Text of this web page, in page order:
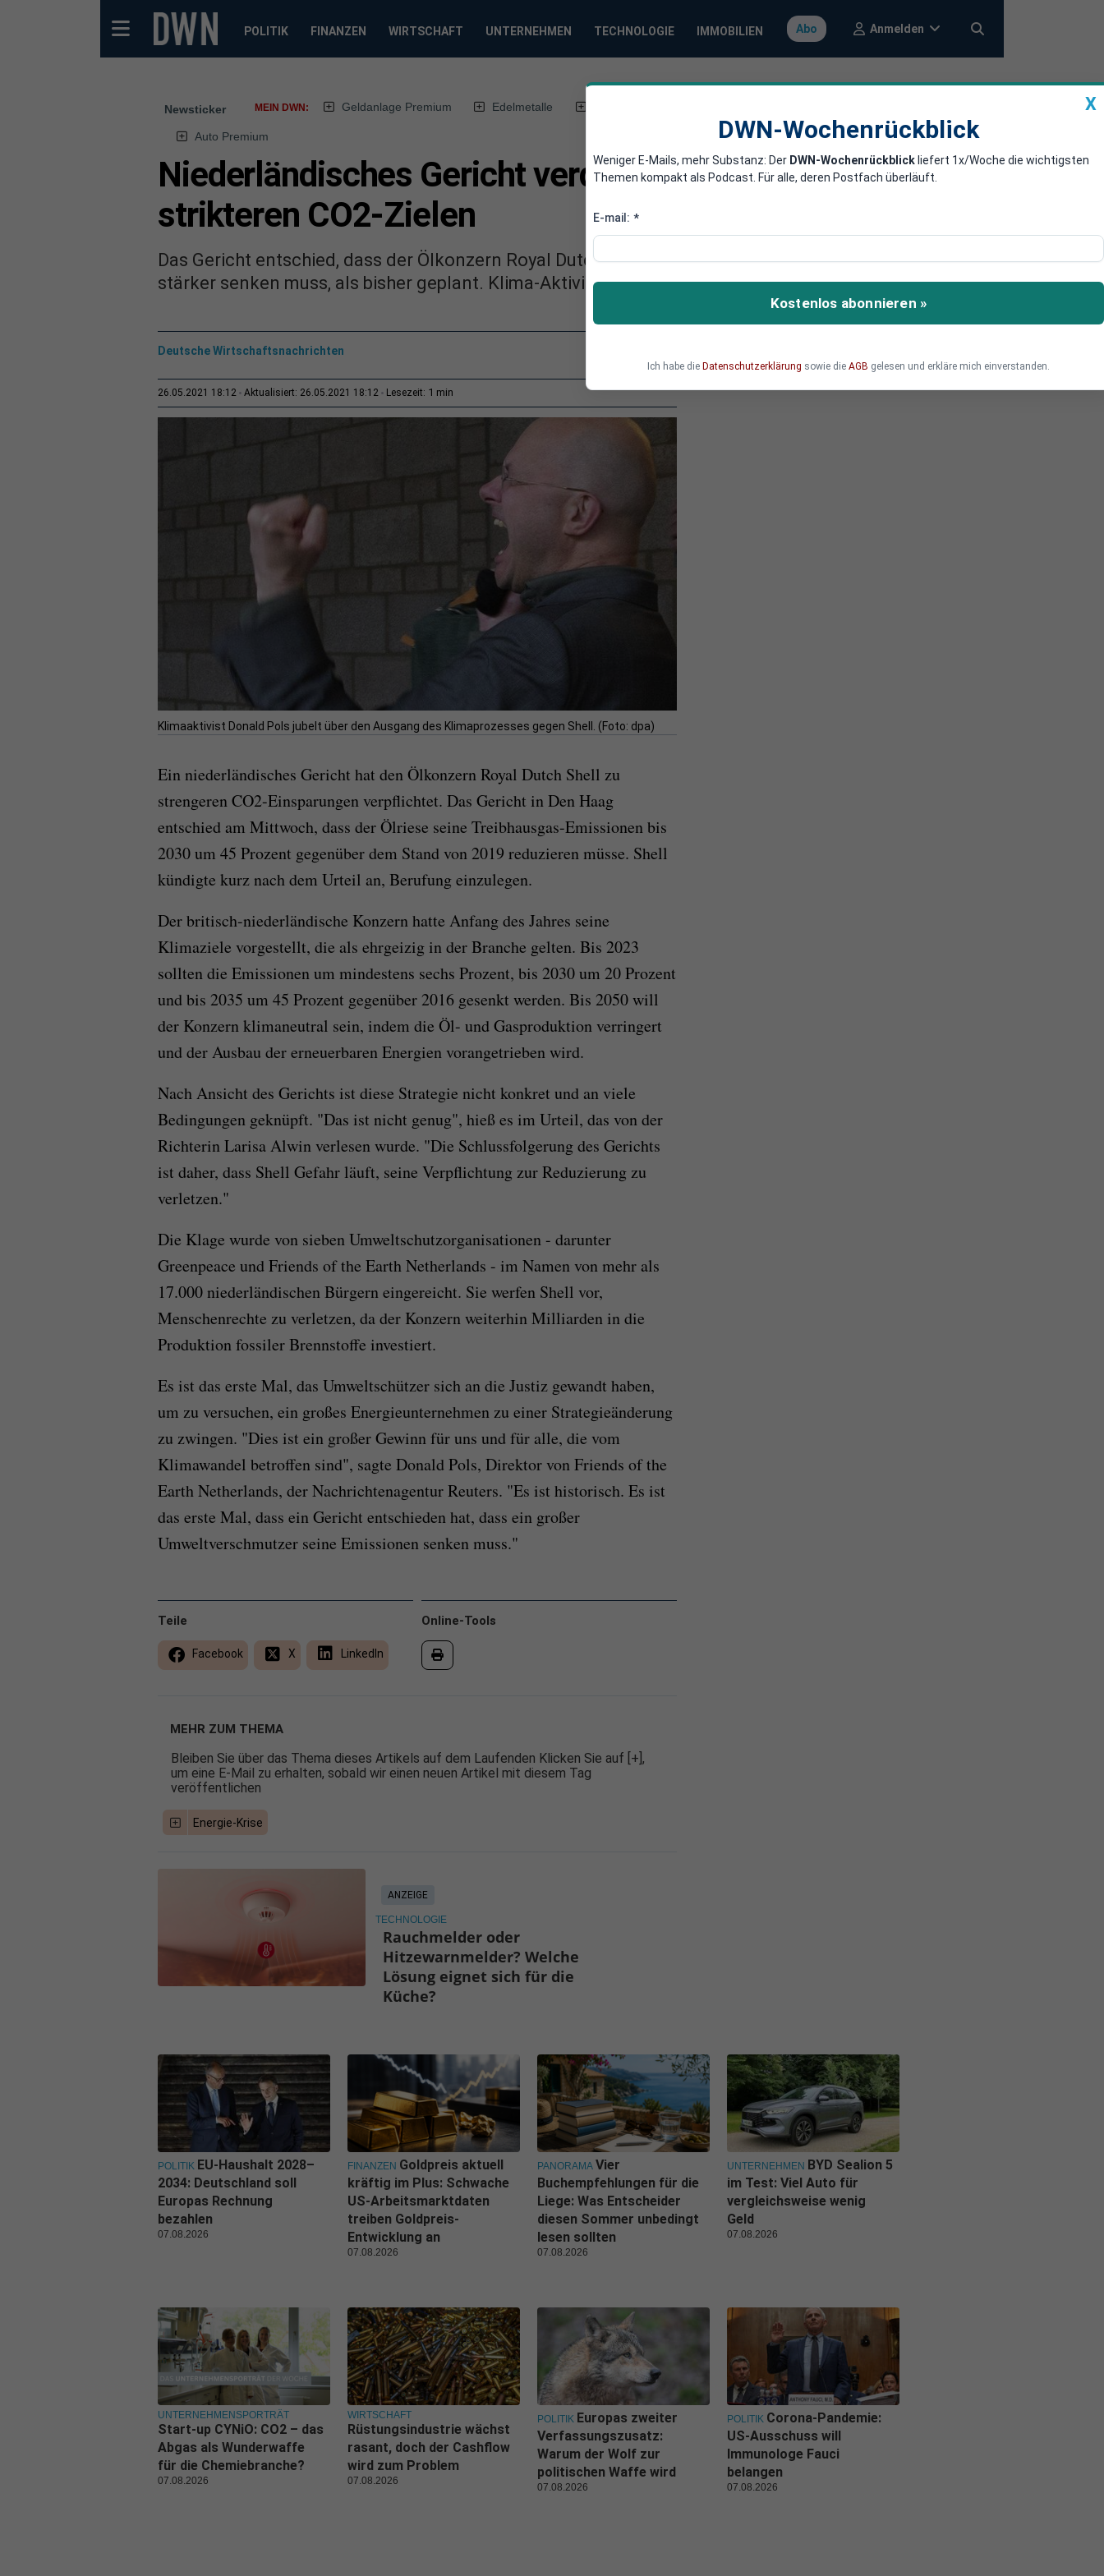
POLITIK FINANZEN WIRTSCHAFT UNTERNEHMEN TECHNOLOGIE IMMOBILIEN Abo Anmelden
Newsticker MEIN DWN: Geldanlage Premium Edelmetalle
Auto Premium
Niederländisches Gericht verdonnert Shell zu
strikteren CO2-Zielen
Das Gericht entschied, dass der Ölkonzern Royal Dutch Shell seine CO2-Emissionen deutlich
stärker senken muss, als bisher geplant. Klima-Aktivisten feiern den juristischen Erfolg.
Deutsche Wirtschaftsnachrichten
26.05.2021 18:12 Aktualisiert: 26.05.2021 18:12 Lesezeit: 1 min
Klimaaktivist Donald Pols jubelt über den Ausgang des Klimaprozesses gegen Shell. (Foto: dpa)
Ein niederländisches Gericht hat den Ölkonzern Royal Dutch Shell zu
strengeren CO2-Einsparungen verpflichtet. Das Gericht in Den Haag
entschied am Mittwoch, dass der Ölriese seine Treibhausgas-Emissionen bis
2030 um 45 Prozent gegenüber dem Stand von 2019 reduzieren müsse. Shell
kündigte kurz nach dem Urteil an, Berufung einzulegen.
Der britisch-niederländische Konzern hatte Anfang des Jahres seine
Klimaziele vorgestellt, die als ehrgeizig in der Branche gelten. Bis 2023
sollten die Emissionen um mindestens sechs Prozent, bis 2030 um 20 Prozent
und bis 2035 um 45 Prozent gegenüber 2016 gesenkt werden. Bis 2050 will
der Konzern klimaneutral sein, indem die Öl- und Gasproduktion verringert
und der Ausbau der erneuerbaren Energien vorangetrieben wird.
Nach Ansicht des Gerichts ist diese Strategie nicht konkret und an viele
Bedingungen geknüpft. "Das ist nicht genug", hieß es im Urteil, das von der
Richterin Larisa Alwin verlesen wurde. "Die Schlussfolgerung des Gerichts
ist daher, dass Shell Gefahr läuft, seine Verpflichtung zur Reduzierung zu
verletzen."
Die Klage wurde von sieben Umweltschutzorganisationen - darunter
Greenpeace und Friends of the Earth Netherlands - im Namen von mehr als
17.000 niederländischen Bürgern eingereicht. Sie werfen Shell vor,
Menschenrechte zu verletzen, da der Konzern weiterhin Milliarden in die
Produktion fossiler Brennstoffe investiert.
Es ist das erste Mal, das Umweltschützer sich an die Justiz gewandt haben,
um zu versuchen, ein großes Energieunternehmen zu einer Strategieänderung
zu zwingen. "Dies ist ein großer Gewinn für uns und für alle, die vom
Klimawandel betroffen sind", sagte Donald Pols, Direktor von Friends of the
Earth Netherlands, der Nachrichtenagentur Reuters. "Es ist historisch. Es ist
das erste Mal, dass ein Gericht entschieden hat, dass ein großer
Umweltverschmutzer seine Emissionen senken muss."
Online-Tools
Teile
Facebook X LinkedIn
MEHR ZUM THEMA
Bleiben Sie über das Thema dieses Artikels auf dem Laufenden Klicken Sie auf [+],
um eine E-Mail zu erhalten, sobald wir einen neuen Artikel mit diesem Tag
veröffentlichen
Energie-Krise
ANZEIGE
TECHNOLOGIE
Rauchmelder oder
Hitzewarnmelder? Welche
Lösung eignet sich für die
Küche?
X
DWN-Wochenrückblick
Weniger E-Mails, mehr Substanz: Der DWN-Wochenrückblick liefert 1x/Woche die wichtigsten
Themen kompakt als Podcast. Für alle, deren Postfach überläuft.
E-mail: *
Kostenlos abonnieren »
Ich habe die Datenschutzerklärung sowie die AGB gelesen und erkläre mich einverstanden.
POLITIK EU-Haushalt 2028–
2034: Deutschland soll
Europas Rechnung
bezahlen
07.08.2026
FINANZEN Goldpreis aktuell
kräftig im Plus: Schwache
US-Arbeitsmarktdaten
treiben Goldpreis-
Entwicklung an
07.08.2026
PANORAMA Vier
Buchempfehlungen für die
Liege: Was Entscheider
diesen Sommer unbedingt
lesen sollten
07.08.2026
UNTERNEHMEN BYD Sealion 5
im Test: Viel Auto für
vergleichsweise wenig
Geld
07.08.2026
UNTERNEHMENSPORTRÄT
Start-up CYNiO: CO2 – das
Abgas als Wunderwaffe
für die Chemiebranche?
07.08.2026
WIRTSCHAFT
Rüstungsindustrie wächst
rasant, doch der Cashflow
wird zum Problem
07.08.2026
POLITIK Europas zweiter
Verfassungszusatz:
Warum der Wolf zur
politischen Waffe wird
07.08.2026
POLITIK Corona-Pandemie:
US-Ausschuss will
Immunologe Fauci
belangen
07.08.2026